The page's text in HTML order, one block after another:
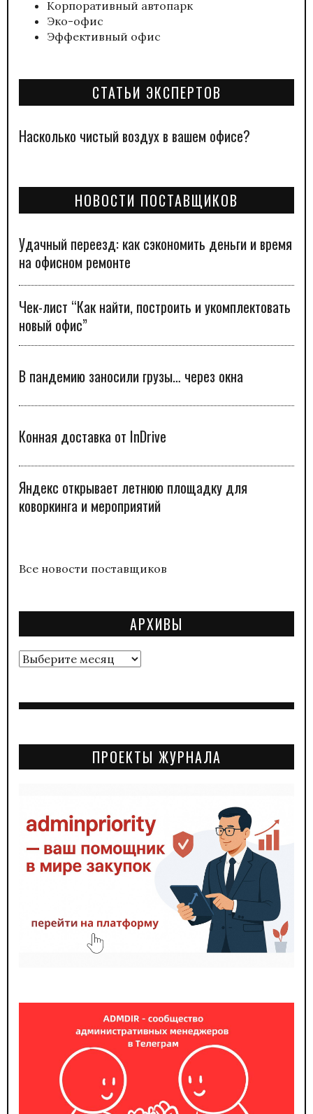
Корпоративный автопарк
Эко-офис
Эффективный офис
СТАТЬИ ЭКСПЕРТОВ
Насколько чистый воздух в вашем офисе?
НОВОСТИ ПОСТАВЩИКОВ
Удачный переезд: как сэкономить деньги и время
на офисном ремонте
Чек-лист “Как найти, построить и укомплектовать
новый офис”
В пандемию заносили грузы… через окна
Конная доставка от InDrive
Яндекс открывает летнюю площадку для
коворкинга и мероприятий
Все новости поставщиков
АРХИВЫ
Архивы
ПРОЕКТЫ ЖУРНАЛА